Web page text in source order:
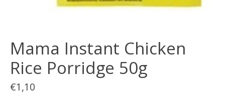
Mama Instant Chicken
Rice Porridge 50g
€1,10